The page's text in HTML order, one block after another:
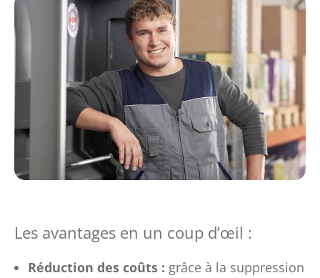
Les avantages en un coup d’œil :
Réduction des coûts : grâce à la suppression